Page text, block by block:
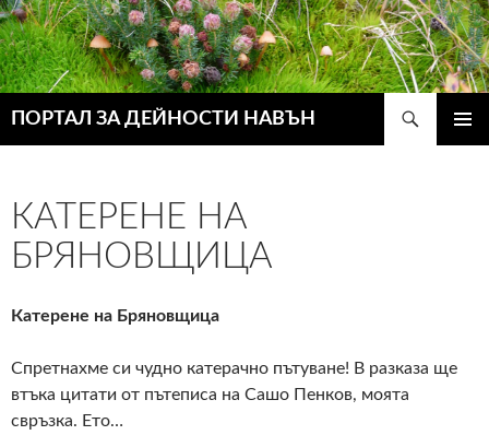
ПОРТАЛ ЗА ДЕЙНОСТИ НАВЪН
КАТЕРЕНЕ НА
БРЯНОВЩИЦА
Катерене на Бряновщица
Спретнахме си чудно катерачно пътуване! В разказа ще
втъка цитати от пътеписа на Сашо Пенков, моята
свръзка. Ето…